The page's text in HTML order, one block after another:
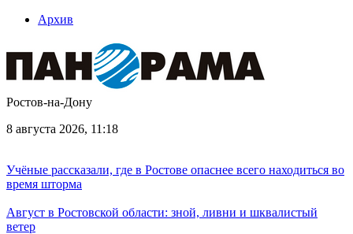
Архив
Ростов-на-Дону
8 августа 2026, 11:18
Учёные рассказали, где в Ростове опаснее всего находиться во
время шторма
Август в Ростовской области: зной, ливни и шквалистый
ветер